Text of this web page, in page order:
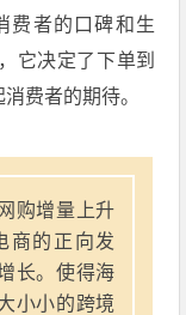
费者的口碑和生
它决定了下单到
费者的期待。
购增量上升
商的正向发
长。使得海
小小的跨境